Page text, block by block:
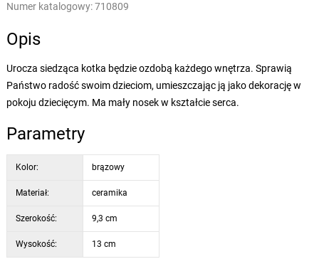
Numer katalogowy:710809
Opis
Urocza siedząca kotka będzie ozdobą każdego wnętrza. Sprawią
Państwo radość swoim dzieciom, umieszczając ją jako dekorację w
pokoju dziecięcym. Ma mały nosek w kształcie serca.
Parametry
Kolor: brązowy
Materiał: ceramika
Szerokość: 9,3 cm
Wysokość: 13 cm